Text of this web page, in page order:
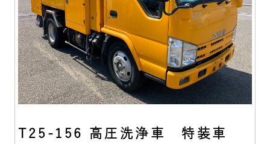
T25-156 高圧洗浄車 特装車